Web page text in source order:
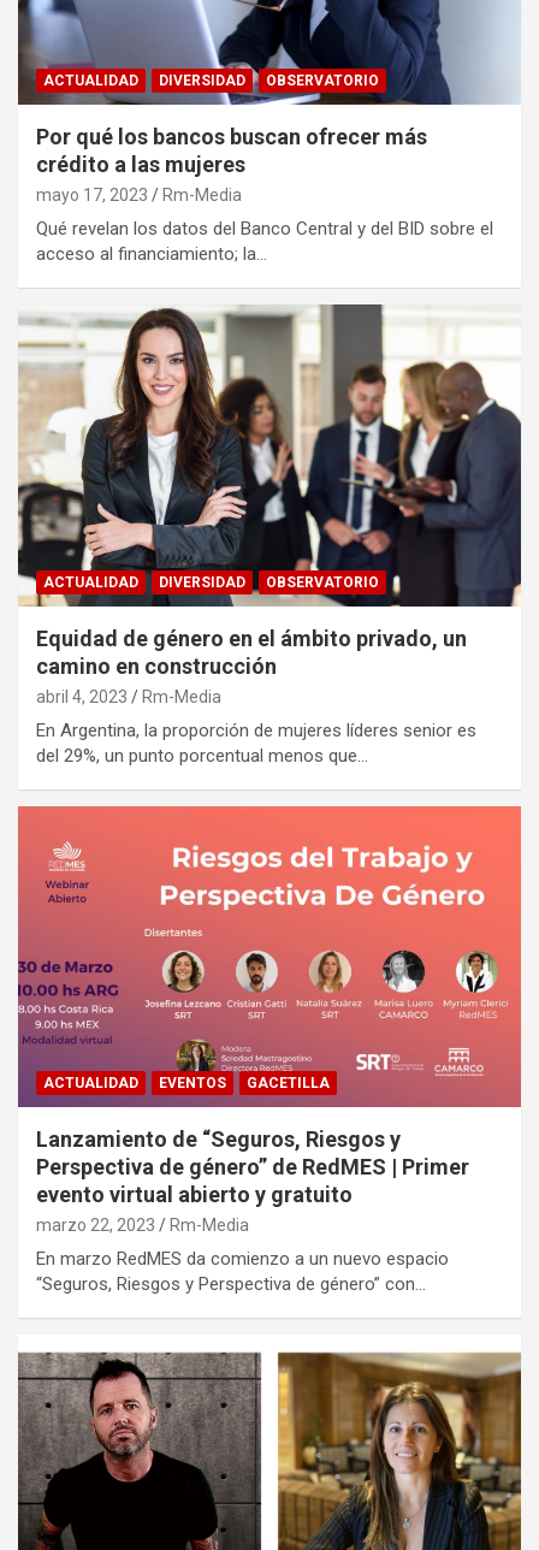
ACTUALIDAD DIVERSIDAD OBSERVATORIO
Por qué los bancos buscan ofrecer más
crédito a las mujeres
mayo 17, 2023 Rm-Media
Qué revelan los datos del Banco Central y del BID sobre el
acceso al financiamiento; la…
ACTUALIDAD DIVERSIDAD OBSERVATORIO
Equidad de género en el ámbito privado, un
camino en construcción
abril 4, 2023 Rm-Media
En Argentina, la proporción de mujeres líderes senior es
del 29%, un punto porcentual menos que…
ACTUALIDAD EVENTOS GACETILLA
Lanzamiento de “Seguros, Riesgos y
Perspectiva de género” de RedMES | Primer
evento virtual abierto y gratuito
marzo 22, 2023 Rm-Media
En marzo RedMES da comienzo a un nuevo espacio
“Seguros, Riesgos y Perspectiva de género” con…